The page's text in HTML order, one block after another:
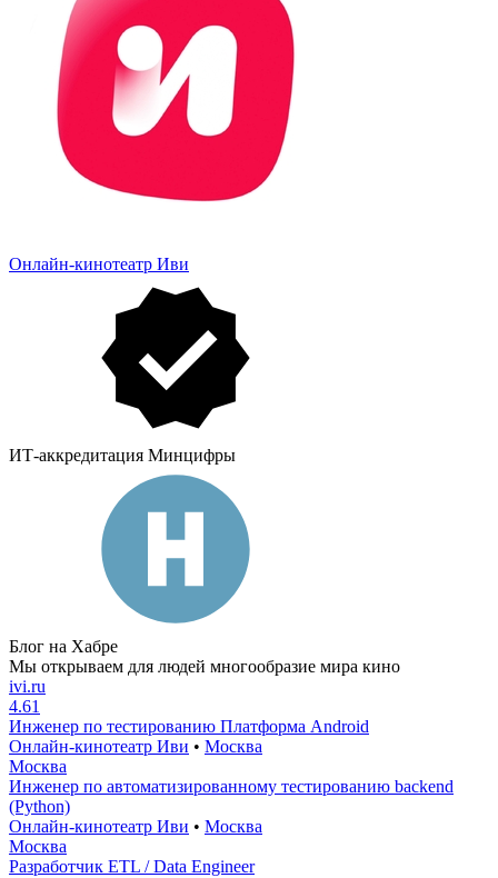
Онлайн-кинотеатр Иви
ИТ-аккредитация Минцифры
Блог на Хабре
Мы открываем для людей многообразие мира кино
ivi.ru
4.61
Инженер по тестированию Платформа Android
Онлайн-кинотеатр Иви • Москва
Москва
Инженер по автоматизированному тестированию backend
(Python)
Онлайн-кинотеатр Иви • Москва
Москва
Разработчик ETL / Data Engineer